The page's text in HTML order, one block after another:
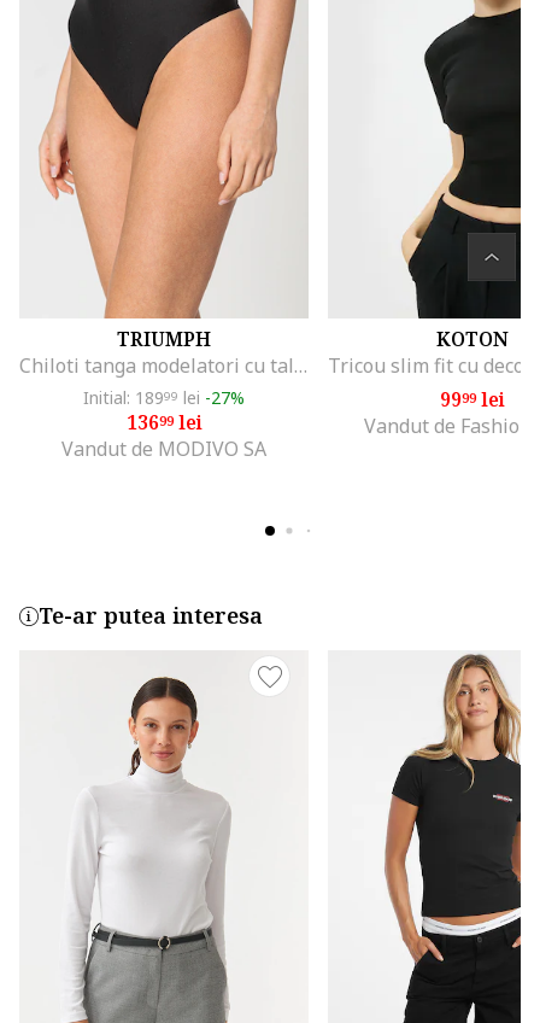
TRIUMPH
Chiloti tanga modelatori cu talie inalta Shape Smart, Negru
Initial: 18999 lei -27%
13699lei
Vandut de MODIVO SA
KOTON
9999lei
Vandut de Fashion
Te-ar putea interesa